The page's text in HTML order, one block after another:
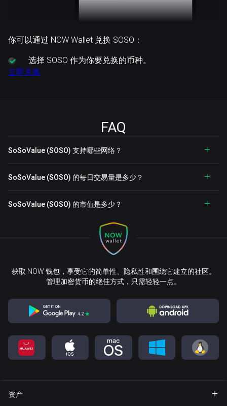
你可以通过 NOW Wallet 兑换 SOSO：
选择 SOSO 作为你要兑换的币种。
立即兑换
FAQ
SoSoValue (SOSO) 支持哪些网络？
SoSoValue (SOSO) 的每日交易量是多少？
SoSoValue (SOSO) 的市值是多少？
获取 NOW 钱包，享受它的简单性、隐私性和围绕它建立的社区。
管理加密货币的绝佳方式，只需轻轻一点。
资产